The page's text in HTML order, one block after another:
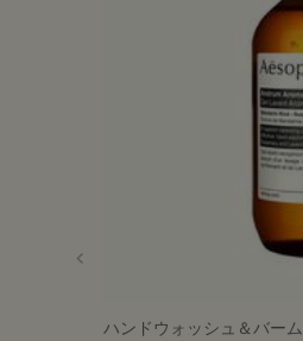
ハンドウォッシュ＆バーム